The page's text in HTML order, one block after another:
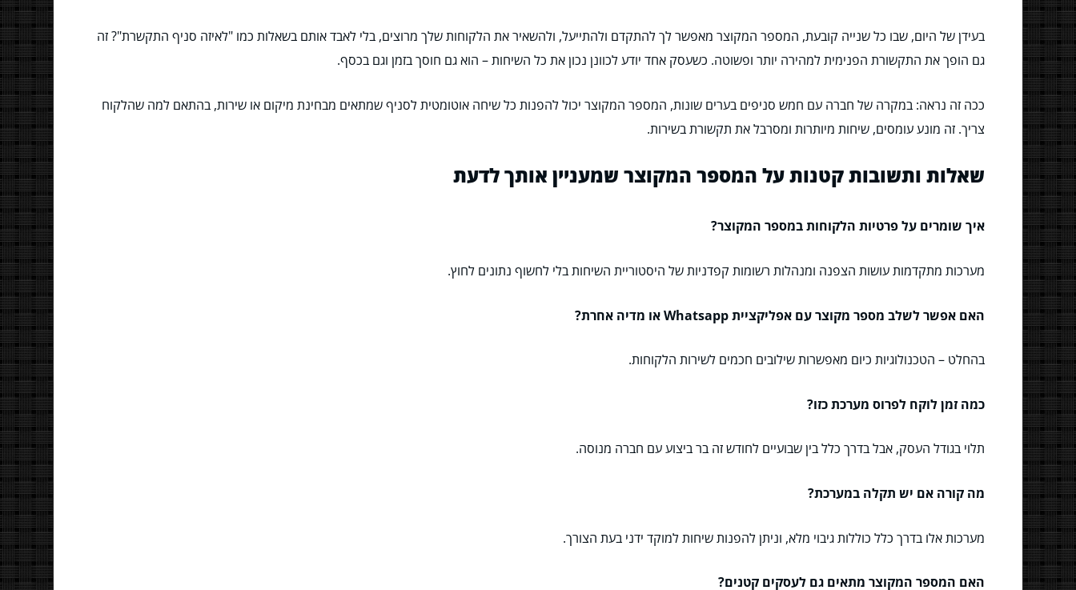
בעידן של היום, שבו כל שנייה קובעת, המספר המקוצר מאפשר לך להתקדם ולהתייעל, ולהשאיר את הלקוחות שלך מרוצים, בלי לאבד אותם בשאלות כמו "לאיזה סניף התקשרת"? זה
גם הופך את התקשורת הפנימית למהירה יותר ופשוטה. כשעסק אחד יודע לכוונן נכון את כל השיחות – הוא גם חוסך בזמן וגם בכסף.
ככה זה נראה: במקרה של חברה עם חמש סניפים בערים שונות, המספר המקוצר יכול להפנות כל שיחה אוטומטית לסניף שמתאים מבחינת מיקום או שירות, בהתאם למה שהלקוח
צריך. זה מונע עומסים, שיחות מיותרות ומסרבל את תקשורת בשירות.
שאלות ותשובות קטנות על המספר המקוצר שמעניין אותך לדעת
איך שומרים על פרטיות הלקוחות במספר המקוצר?
מערכות מתקדמות עושות הצפנה ומנהלות רשומות קפדניות של היסטוריית השיחות בלי לחשוף נתונים לחוץ.
האם אפשר לשלב מספר מקוצר עם אפליקציית Whatsapp או מדיה אחרת?
בהחלט – הטכנולוגיות כיום מאפשרות שילובים חכמים לשירות הלקוחות.
כמה זמן לוקח לפרוס מערכת כזו?
תלוי בגודל העסק, אבל בדרך כלל בין שבועיים לחודש זה בר ביצוע עם חברה מנוסה.
מה קורה אם יש תקלה במערכת?
מערכות אלו בדרך כלל כוללות גיבוי מלא, וניתן להפנות שיחות למוקד ידני בעת הצורך.
האם המספר המקוצר מתאים גם לעסקים קטנים?